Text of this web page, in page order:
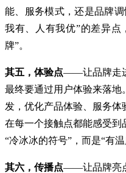
能、服务模式，还是品牌
我有、人有我优”的差异点
牌”。
其五，体验点——让品牌走
最终要通过用户体验来落地
发，优化产品体验、服务
在每一个接触点都能感受到
“冷冰冰的符号”，而是“有温
其六，传播点——让品牌亮